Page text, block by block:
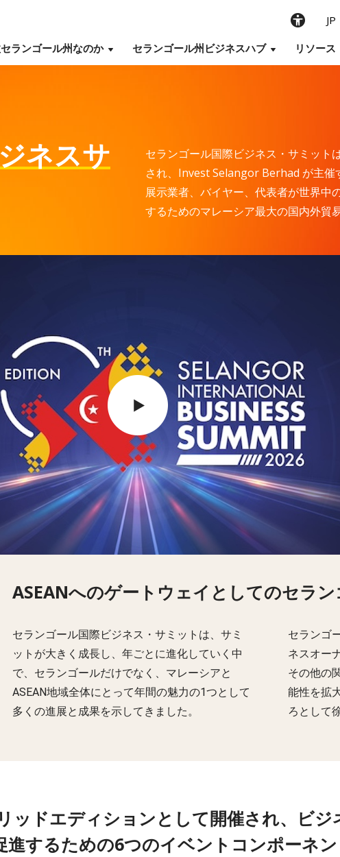
JP
ランゴール州なのか セランゴール州ビジネスハブ リソース
ネスサ
セランゴール国際ビジネス・サミット
され、Invest Selangor Berhad が主催
展示業者、バイヤー、代表者が世界中
するためのマレーシア最大の国内外貿
ASEANへのゲートウェイとしてのセラ
セランゴール国際ビジネス・サミットは、サミ
ットが大きく成長し、年ごとに進化していく中
で、セランゴールだけでなく、マレーシアと
ASEAN地域全体にとって年間の魅力の1つとして
多くの進展と成果を示してきました。
セランゴ
ネスオー
その他の
能性を拡
ろとして
ッドエディションとして開催され、ビジ
進するための6つのイベントコンポーネ